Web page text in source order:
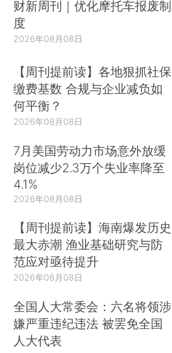
财新周刊｜优化摩托车报废制
度
2026年08月08日
【周刊提前读】各地狠抓社保
缴费基数 合规与企业减负如
何平衡？
2026年08月08日
7月美国劳动力市场意外放缓
岗位减少2.3万个失业率降至
4.1%
2026年08月08日
【周刊提前读】海南爆发历史
最大赤潮 渔业基础研究与防
范应对亟待提升
2026年08月08日
全国人大常委会：六名将领涉
嫌严重违纪违法 被罢免全国
人大代表